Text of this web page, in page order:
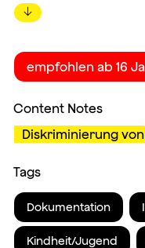
↓
empfohlen ab 16
Content Notes
Diskriminierung von
Tags
Dokumentation
Kindheit/Jugend